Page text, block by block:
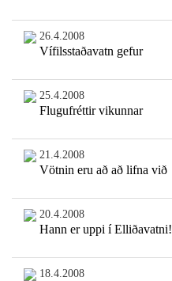
26.4.2008
Vífilsstaðavatn gefur
25.4.2008
Flugufréttir vikunnar
21.4.2008
Vötnin eru að að lifna við
20.4.2008
Hann er uppi í Elliðavatni!
18.4.2008